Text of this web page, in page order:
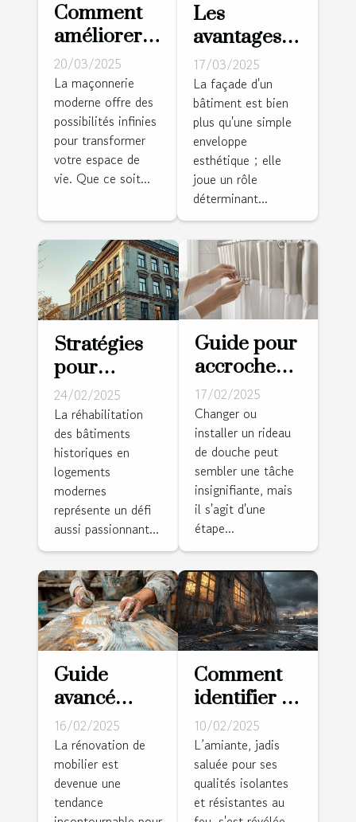
Comment
améliorer
votre
habitat avec
des travaux
de
maçonnerie
moderne
20/03/2025
La maçonnerie
moderne offre des
possibilités infinies
pour transformer
votre espace de
vie. Que ce soit...
Les
avantages
de la
rénovation
de façades
pour
l'efficacité
énergétique
17/03/2025
La façade d'un
bâtiment est bien
plus qu'une simple
enveloppe
esthétique ; elle
joue un rôle
déterminant...
Stratégies
pour
transformer
des
bâtiments
historiques
en
habitations
modernes
24/02/2025
La réhabilitation
des bâtiments
historiques en
logements
modernes
représente un défi
aussi passionnant...
Guide pour
accrocher
un rideau
de douche
rapidement
et
facilement
17/02/2025
Changer ou
installer un rideau
de douche peut
sembler une tâche
insignifiante, mais
il s'agit d'une
étape...
Guide
avancé
pour
peindre un
meuble en
pin dans un
style
16/02/2025
La rénovation de
mobilier est
devenue une
tendance
Comment
identifier et
gérer
l’amiante
dans les
bâtiments
anciens
10/02/2025
L’amiante, jadis
saluée pour ses
qualités isolantes
et résistantes au